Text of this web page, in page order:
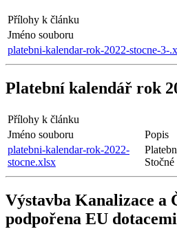
Přílohy k článku
Jméno souboru
platebni-kalendar-rok-2022-stocne-3-
Platební kalendář rok
Přílohy k článku
Jméno souboru
Popis
platebni-kalendar-rok-2022-
stocne.xlsx
Stočné
Výstavba Kanalizace a
podpořena EU dotacemi